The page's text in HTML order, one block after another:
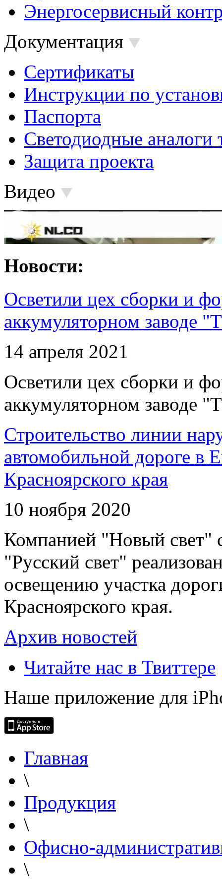
Энергосервисный
Документация
Сертификаты
Инструкции по
Паспорта
Светодиодные аналоги
Защита проекта
Видео
Новости:
Осветили цех сборки и
аккумуляторном заводе
14 апреля 2021
Осветили цех сборки и
аккумуляторном заводе
Строительство линии
автомобильной дороге в
Красноярского края
10 ноября 2020
Компанией "Новый свет"
"Русский свет"
освещению участка
Красноярского края.
Архив новостей
Читайте нас в Твиттере
Наше приложение для
Главная
\
Продукция
\
Офисно-
\